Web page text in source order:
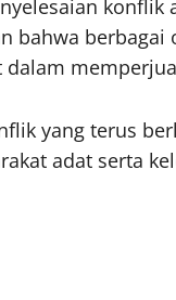
konflik
bahwa
yang terus
adat serta